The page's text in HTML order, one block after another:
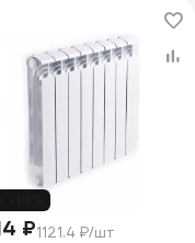
₽1121.4 ₽/шт